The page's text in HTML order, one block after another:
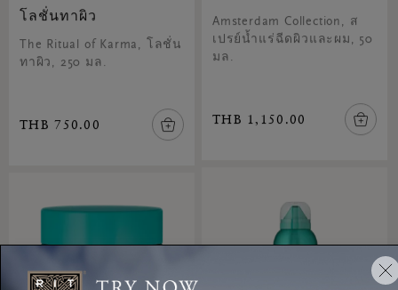
Amsterdam Collection, ส
เปรย์น้ำแร่ฉีดผิวและผม, 50
มล.
THB 1,150.00
โลชั่นทาผิว
The Ritual of Karma, โลชั่น
ทาผิว, 250 มล.
THB 750.00